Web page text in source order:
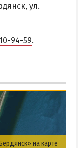
ул.
94-59.
на карте